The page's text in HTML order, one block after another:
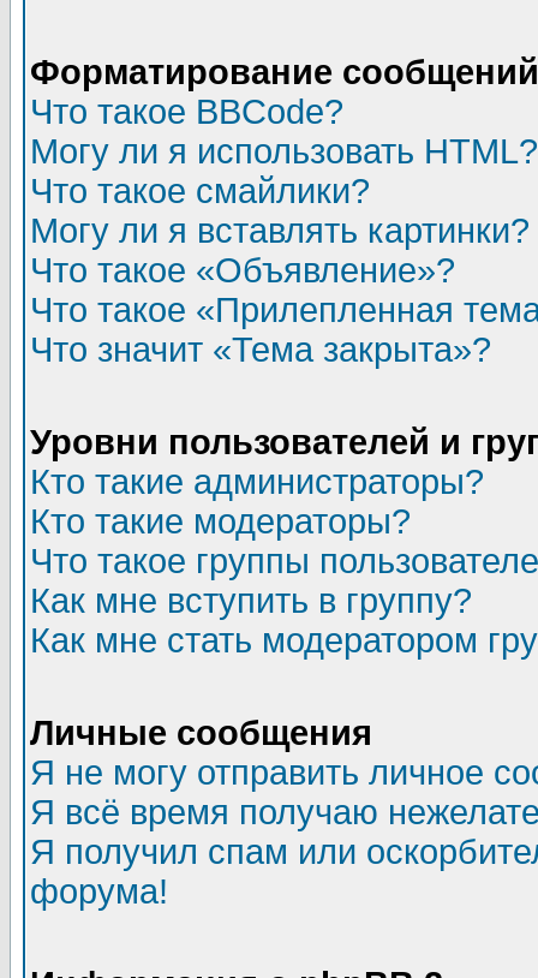
Форматирование
Что такое BBCode?
Могу ли я использовать HTML?
Что такое смайлики?
Могу ли я вставлять картинки?
Что такое «Объявление»?
Что такое «Прилепленная
Что значит «Тема закрыта»?
Уровни пользователей и
Кто такие администраторы?
Кто такие модераторы?
Что такое группы
Как мне вступить в группу?
Как мне стать модератором
Личные сообщения
Я не могу отправить личное
Я всё время получаю
Я получил спам или
форума!